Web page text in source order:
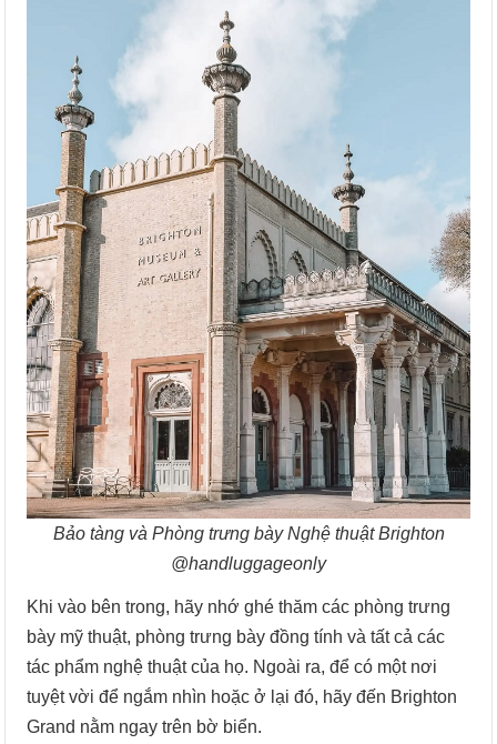
Bảo tàng và Phòng trưng bày Nghệ thuật Brighton
@handluggageonly
Khi vào bên trong, hãy nhớ ghé thăm các phòng trưng
bày mỹ thuật, phòng trưng bày đồng tính và tất cả các
tác phẩm nghệ thuật của họ. Ngoài ra, để có một nơi
tuyệt vời để ngắm nhìn hoặc ở lại đó, hãy đến Brighton
Grand nằm ngay trên bờ biển.